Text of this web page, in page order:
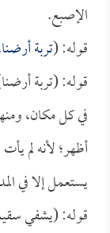
الإصبع.
قوله: (تربة
قوله: (تربة
في كل مكان،
أظهر؛ لأنه لم
يستعمل إلا في
قوله: (يشفي